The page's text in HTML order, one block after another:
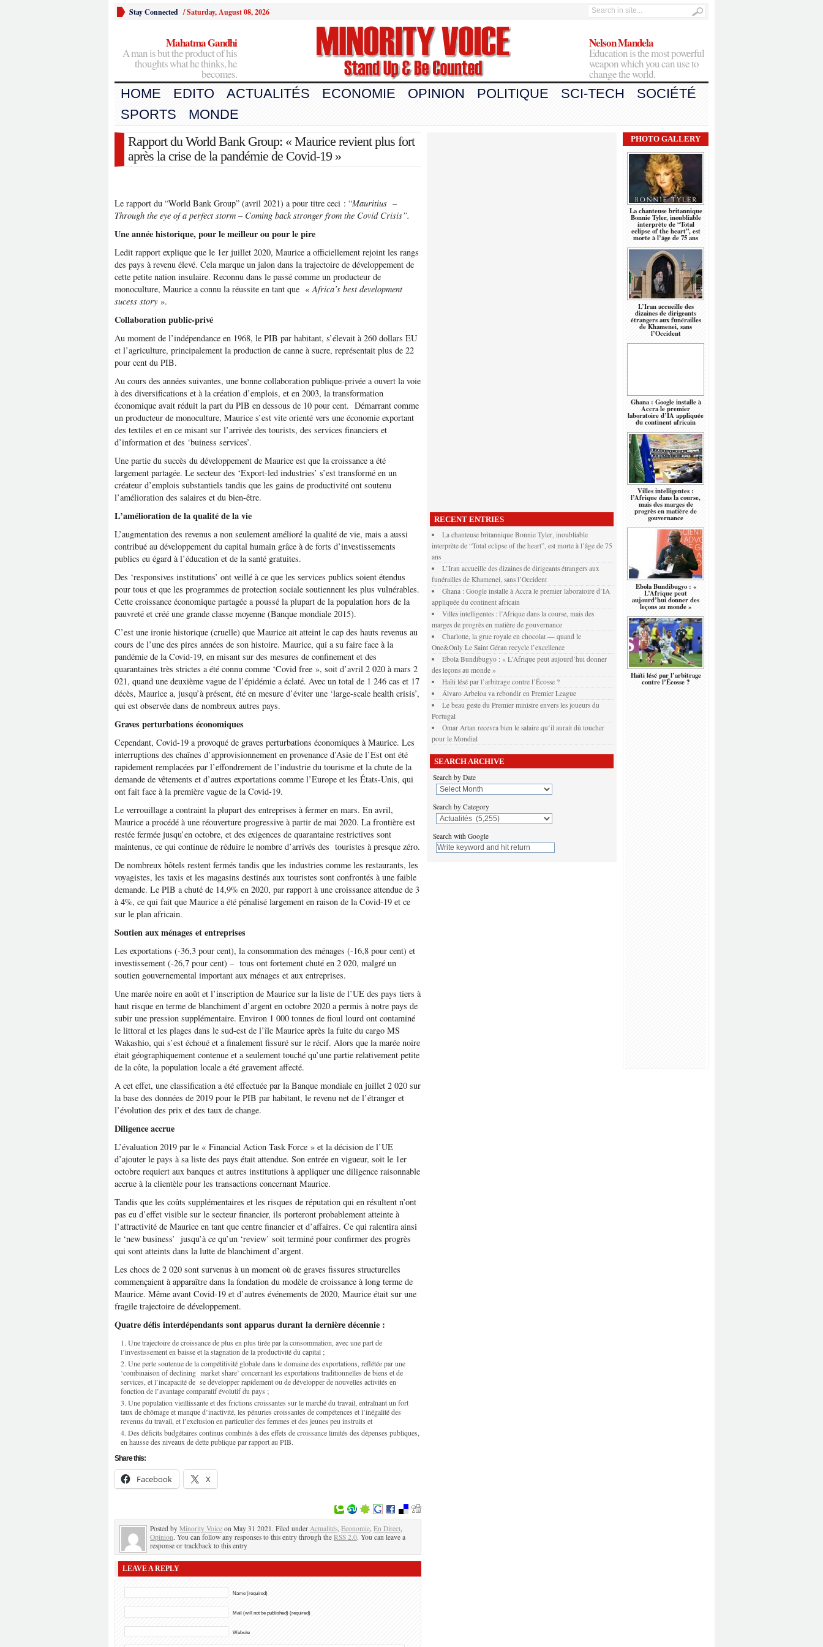
Stay Connected /Saturday, August 08, 2026
Mahatma Gandhi
A man is but the product of his
thoughts what he thinks, he
becomes.
Nelson Mandela
Education is the most powerful
weapon which you can use to
change the world.
HOME EDITO ACTUALITÉS ECONOMIE OPINION POLITIQUE SCI-TECH
SOCIÉTÉ
SPORTS
MONDE
Rapport du World Bank Group: « Maurice revient plus fort
après la crise de la pandémie de Covid-19 »
Le rapport du “World Bank Group” (avril 2021) a pour titre ceci : “Mauritius –
Through the eye of a perfect storm – Coming back stronger from the Covid Crisis”.
Une année historique, pour le meilleur ou pour le pire
Ledit rapport explique que le 1er juillet 2020, Maurice a officiellement rejoint les rangs
des pays à revenu élevé. Cela marque un jalon dans la trajectoire de développement de
cette petite nation insulaire. Reconnu dans le passé comme un producteur de
monoculture, Maurice a connu la réussite en tant que «Africa’s best development
sucess story ».
Collaboration public-privé
Au moment de l’indépendance en 1968, le PIB par habitant, s’élevait à 260 dollars EU
et l’agriculture, principalement la production de canne à sucre, représentait plus de 22
pour cent du PIB.
Au cours des années suivantes, une bonne collaboration publique-privée a ouvert la voie
à des diversifications et à la création d’emplois, et en 2003, la transformation
économique avait réduit la part du PIB en dessous de 10 pour cent. Démarrant comme
un producteur de monoculture, Maurice s’est vite orienté vers une économie exportant
des textiles et en ce misant sur l’arrivée des tourists, des services financiers et
d’information et des ‘buiness services’.
Une partie du succès du développement de Maurice est que la croissance a été
largement partagée. Le secteur des ‘Export-led industries’ s’est transformé en un
créateur d’emplois substantiels tandis que les gains de productivité ont soutenu
l’amélioration des salaires et du bien-être.
L’amélioration de la qualité de la vie
L’augmentation des revenus a non seulement amélioré la qualité de vie, mais a aussi
contribué au développement du capital humain grâce à de forts d’investissements
publics eu égard à l’éducation et de la santé gratuites.
Des ‘responsives institutions’ ont veillé à ce que les services publics soient étendus
pour tous et que les programmes de protection sociale soutiennent les plus vulnérables.
Cette croissance économique partagée a poussé la plupart de la population hors de la
pauvreté et créé une grande classe moyenne (Banque mondiale 2015).
C’est une ironie historique (cruelle) que Maurice ait atteint le cap des hauts revenus au
cours de l’une des pires années de son histoire. Maurice, qui a su faire face à la
pandémie de la Covid-19, en misant sur des mesures de confinement et des
quarantaines très strictes a été connu comme ‘Covid free », soit d’avril 2 020 à mars 2
021, quand une deuxième vague de l’épidémie a éclaté. Avec un total de 1 246 cas et 17
décès, Maurice a, jusqu’à présent, été en mesure d’éviter une ‘large-scale health crisis’,
qui est observée dans de nombreux autres pays.
Graves perturbations économiques
Cependant, Covid-19 a provoqué de graves perturbations économiques à Maurice. Les
interruptions des chaînes d’approvisionnement en provenance d’Asie de l’Est ont été
rapidement remplacées par l’effondrement de l’industrie du tourisme et la chute de la
demande de vêtements et d’autres exportations comme l’Europe et les États-Unis, qui
ont fait face à la première vague de la Covid-19.
Le verrouillage a contraint la plupart des entreprises à fermer en mars. En avril,
Maurice a procédé à une réouverture progressive à partir de mai 2020. La frontière est
restée fermée jusqu’en octobre, et des exigences de quarantaine restrictives sont
maintenus, ce qui continue de réduire le nombre d’arrivés des touristes à presque zéro.
De nombreux hôtels restent fermés tandis que les industries comme les restaurants, les
voyagistes, les taxis et les magasins destinés aux touristes sont confrontés à une faible
demande. Le PIB a chuté de 14,9% en 2020, par rapport à une croissance attendue de 3
à 4%, ce qui fait que Maurice a été pénalisé largement en raison de la Covid-19 et ce
sur le plan africain.
Soutien aux ménages et entreprises
Les exportations (-36,3 pour cent), la consommation des ménages (-16,8 pour cent) et
investissement (-26,7 pour cent) – tous ont fortement chuté en 2 020, malgré un
soutien gouvernemental important aux ménages et aux entreprises.
Une marée noire en août et l’inscription de Maurice sur la liste de l’UE des pays tiers à
haut risque en terme de blanchiment d’argent en octobre 2020 a permis à notre pays de
subir une pression supplémentaire. Environ 1 000 tonnes de fioul lourd ont contaminé
le littoral et les plages dans le sud-est de l’île Maurice après la fuite du cargo MS
Wakashio, qui s’est échoué et a finalement fissuré sur le récif. Alors que la marée noire
était géographiquement contenue et a seulement touché qu’une partie relativement petite
de la côte, la population locale a été gravement affecté.
A cet effet, une classification a été effectuée par la Banque mondiale en juillet 2 020 sur
la base des données de 2019 pour le PIB par habitant, le revenu net de l’étranger et
l’évolution des prix et des taux de change.
Diligence accrue
L’évaluation 2019 par le « Financial Action Task Force » et la décision de l’UE
d’ajouter le pays à sa liste des pays était attendue. Son entrée en vigueur, soit le 1er
octobre requiert aux banques et autres institutions à appliquer une diligence raisonnable
accrue à la clientèle pour les transactions concernant Maurice.
Tandis que les coûts supplémentaires et les risques de réputation qui en résultent n’ont
pas eu d’effet visible sur le secteur financier, ils porteront probablement atteinte à
l’attractivité de Maurice en tant que centre financier et d’affaires. Ce qui ralentira ainsi
le ‘new business’ jusqu’à ce qu’un ‘review’ soit terminé pour confirmer des progrès
qui sont atteints dans la lutte de blanchiment d’argent.
Les chocs de 2 020 sont survenus à un moment où de graves fissures structurelles
commençaient à apparaître dans la fondation du modèle de croissance à long terme de
Maurice. Même avant Covid-19 et d’autres événements de 2020, Maurice était sur une
fragile trajectoire de développement.
Quatre défis interdépendants sont apparus durant la dernière décennie :
Une trajectoire de croissance de plus en plus tirée par la consommation, avec une part de
l’investissement en baisse et la stagnation de la productivité du capital ;
Une perte soutenue de la compétitivité globale dans le domaine des exportations, reflétée par une
‘combinaison of declining market share’ concernant les exportations traditionnelles de biens et de
services, et l’incapacité de se développer rapidement ou de développer de nouvelles activités en
fonction de l’avantage comparatif évolutif du pays ;
Une population vieillissante et des frictions croissantes sur le marché du travail, entraînant un fort
taux de chômage et manque d’inactivité, les pénuries croissantes de compétences et l’inégalité des
revenus du travail, et l’exclusion en particulier des femmes et des jeunes peu instruits et
Des déficits budgétaires continus combinés à des effets de croissance limités des dépenses publiques,
en hausse des niveaux de dette publique par rapport au PIB.
Share this:
Facebook X
Posted by Minority Voice on May 31 2021. Filed under Actualités, Economie, En Direct,
Opinion. You can follow any responses to this entry through the RSS 2.0. You can leave a
response or trackback to this entry
LEAVE A REPLY
Name (required)
Mail (will not be published) (required)
Website
RECENT ENTRIES
La chanteuse britannique Bonnie Tyler, inoubliable
interprète de “Total eclipse of the heart”, est morte à l’âge de 75
ans
L’Iran accueille des dizaines de dirigeants étrangers aux
funérailles de Khamenei, sans l’Occident
Ghana : Google installe à Accra le premier laboratoire d’IA
appliquée du continent africain
Villes intelligentes : l’Afrique dans la course, mais des
marges de progrès en matière de gouvernance
Charlotte, la grue royale en chocolat — quand le
One&Only Le Saint Géran recycle l’excellence
Ebola Bundibugyo : « L’Afrique peut aujourd’hui donner
des leçons au monde »
Haïti lésé par l’arbitrage contre l’Écosse ?
Álvaro Arbeloa va rebondir en Premier League
Le beau geste du Premier ministre envers les joueurs du
Portugal
Omar Artan recevra bien le salaire qu’il aurait dû toucher
pour le Mondial
SEARCH ARCHIVE
Search by Date
Search by Category
Search with Google
PHOTO GALLERY
La chanteuse britannique
Bonnie Tyler, inoubliable
interprète de “Total
eclipse of the heart”, est
morte à l’âge de 75 ans
L’Iran accueille des
dizaines de dirigeants
étrangers aux funérailles
de Khamenei, sans
l’Occident
Ghana : Google installe à
Accra le premier
laboratoire d’IA appliquée
du continent africain
Villes intelligentes :
l’Afrique dans la course,
mais des marges de
progrès en matière de
gouvernance
Ebola Bundibugyo : «
L’Afrique peut
aujourd’hui donner des
leçons au monde »
Haïti lésé par l’arbitrage
contre l’Écosse ?